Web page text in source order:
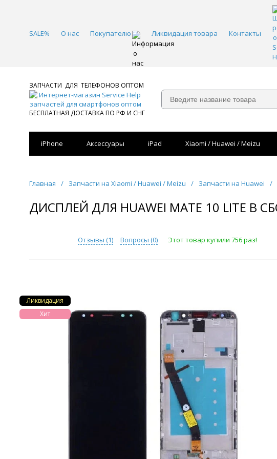
SALE% О нас Покупателю Ликвидация товара Контакты
ЗАПЧАСТИ ДЛЯ ТЕЛЕФОНОВ ОПТОМ
БЕСПЛАТНАЯ ДОСТАВКА ПО РФ И СНГ
iPhone Аксессуары iPad Xiaomi / Huawei / Meizu
Главная / Запчасти на Xiaomi / Huawei / Meizu / Запчасти на Huawei /
ДИСПЛЕЙ ДЛЯ HUAWEI MATE 10 LITE В
Отзывы (1) Вопросы (0) Этот товар купили 756 раз!
Ликвидация
Хит